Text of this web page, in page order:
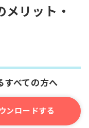
リット・
すべての方へ
ンロードする